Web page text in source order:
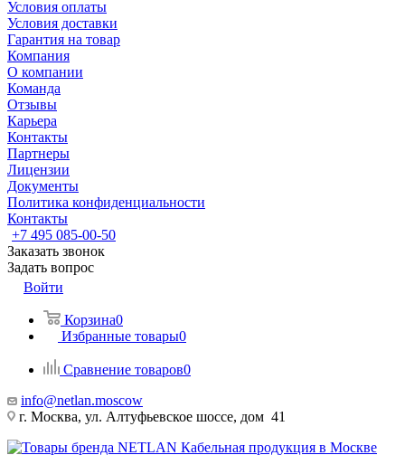
Условия оплаты
Условия доставки
Гарантия на товар
Компания
О компании
Команда
Отзывы
Карьера
Контакты
Партнеры
Лицензии
Документы
Политика конфиденциальности
Контакты
+7 495 085-00-50
Заказать звонок
Задать вопрос
Войти
Корзина0
Избранные товары0
Сравнение товаров0
info@netlan.moscow
г. Москва, ул. Алтуфьевское шоссе, дом 41